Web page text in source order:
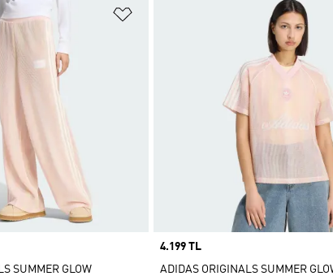
SUMMER GLOW
Price
4.199 TL
ADIDAS ORIGINALS SUMMER